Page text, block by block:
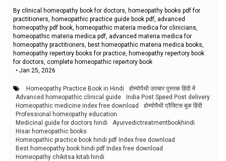
By clinical homeopathy book for doctors, homeopathy books pdf for
practitioners, homeopathic practice guide book pdf, advanced
homeopathy pdf book, homeopathic materia medica for clinicians,
homeopathic materia medica pdf, advanced materia medica for
homeopathy practitioners, best homeopathic materia medica books,
homeopathy repertory books for practice, homeopathy repertory book
for doctors, complete homeopathic repertory book
• Jan 25, 2026
Homeopathy Practice Book in Hindi
होम्योपैथी उपचार पुस्तक हिंदी में
Advanced homeopathic clinical guide
India Post Speed Post delivery
Homeopathic medicine index free download
होम्योपैथी प्रैक्टिस बुक हिंदी
Professional homeopathy education
Medicinal guide for doctors hindi
Ayurvedictreatmentbookhindi
Hisar homeopathic books
Homeopathic practice book hindi pdf Index free download
Best homeopathy book hindi pdf Index free download
Homeopathy chikitsa kitab hindi